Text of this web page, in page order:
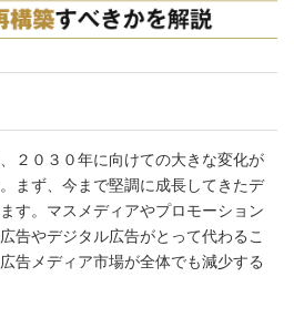
２０３０年に向けての大きな変化が
まず、今まで堅調に成長してきたデ
す。マスメディアやプロモーション
告やデジタル広告がとって代わるこ
告メディア市場が全体でも減少する